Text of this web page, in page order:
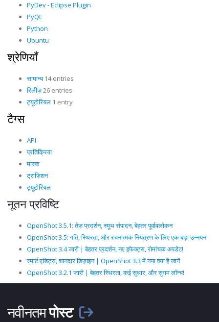
PyDev - Eclipse Plugin
PyQt
Python
Ubuntu
श्रेणियाँ
सामान्य14 entries
रिलीज़26 entries
ट्यूटोरियल 1 entry
टैग्स
API
प्रतिक्रिया
मास्क
ट्रांज़िशन
ट्यूटोरियल
नूतन प्रविष्टि
OpenShot 3.5.1: तेज़ प्रदर्शन, स्मूथ संपादन, बेहतर पूर्वावलोकन
OpenShot 3.5: गति, स्थिरता, और रचनात्मक नियंत्रण के लिए एक बड़ा उन्नयन
OpenShot 3.4 जारी | बेहतर प्रदर्शन, नए इफेक्ट्स, रोमांचक अपडेट!
स्मार्ट एडिट्स, शानदार डिज़ाइन | OpenShot 3.3 में नया क्या है जानें
OpenShot 3.2.1 जारी | बेहतर स्थिरता, कई सुधार, और सुगम लॉन्च!
नवीनतमपोस्ट